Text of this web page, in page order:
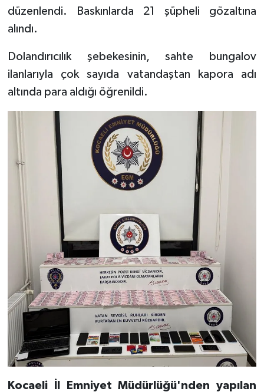
düzenlendi. Baskınlarda 21 şüpheli gözaltına
alındı.
Dolandırıcılık şebekesinin, sahte bungalov
ilanlarıyla çok sayıda vatandaştan kapora adı
altında para aldığı öğrenildi.
Kocaeli İl Emniyet Müdürlüğü'nden yapılan